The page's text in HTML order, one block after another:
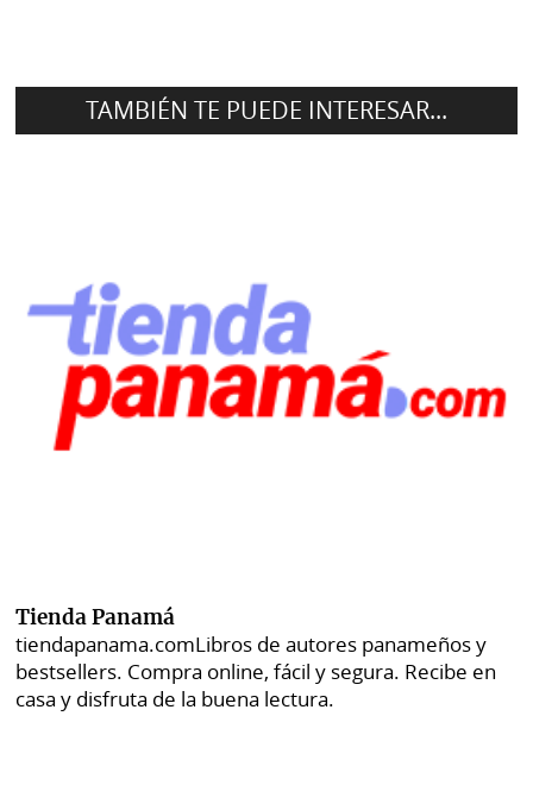
TAMBIÉN TE PUEDE INTERESAR...
Tienda Panamá
tiendapanama.comLibros de autores panameños y
bestsellers. Compra online, fácil y segura. Recibe en
casa y disfruta de la buena lectura.